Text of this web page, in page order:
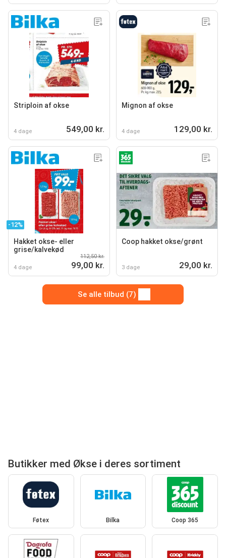
Striploin af okse
4 dage 549,00 kr.
Mignon af okse
4 dage 129,00 kr.
-12%
Hakket okse- eller
grise/kalvekød
4 dage
112,50 kr.
99,00 kr.
Coop hakket okse/grønt
3 dage 29,00 kr.
Se alle tilbud (7)
Butikker med Økse i deres sortiment
Føtex Bilka Coop 365